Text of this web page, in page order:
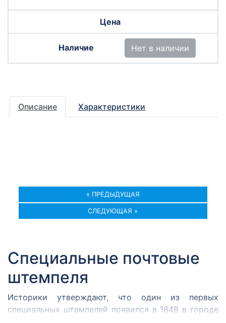
Нет в наличии
Описание Характеристики
« ПРЕДЫДУЩАЯ
СЛЕДУЮЩАЯ »
Специальные почтовые
штемпеля
Историки утверждают, что один из первых
специальных штемпелей появился в 1848 в городе